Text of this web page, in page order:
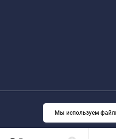
© 2026
Мы используем